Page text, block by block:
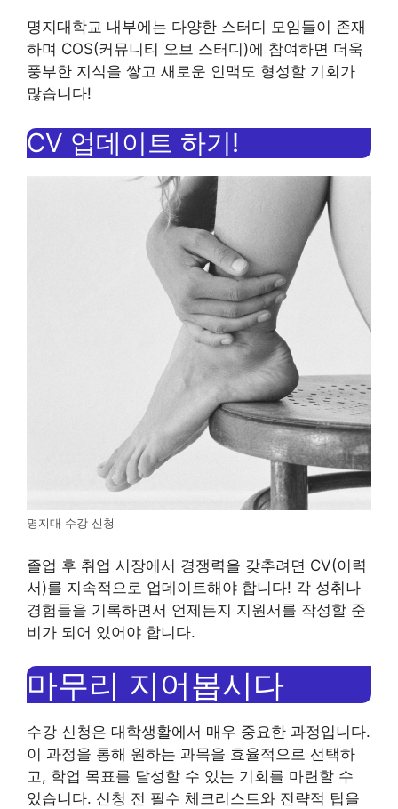
명지대학교 내부에는 다양한 스터디 모임들이 존재
하며 COS(커뮤니티 오브 스터디)에 참여하면 더욱
풍부한 지식을 쌓고 새로운 인맥도 형성할 기회가
많습니다!
CV 업데이트 하기!
명지대 수강 신청
졸업 후 취업 시장에서 경쟁력을 갖추려면 CV(이력
서)를 지속적으로 업데이트해야 합니다! 각 성취나
경험들을 기록하면서 언제든지 지원서를 작성할 준
비가 되어 있어야 합니다.
마무리 지어봅시다
수강 신청은 대학생활에서 매우 중요한 과정입니다.
이 과정을 통해 원하는 과목을 효율적으로 선택하
고, 학업 목표를 달성할 수 있는 기회를 마련할 수
있습니다. 신청 전 필수 체크리스트와 전략적 팁을